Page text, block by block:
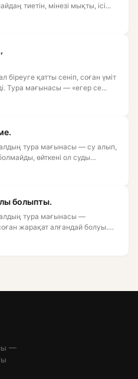
тиетін, мінезі мықты, ісі...
біреуге қатты сеніп, соған үміт
Тура мағынасы — «егер се...
тура мағынасы — су алып,
өйткені ол суды
болыпты.
тура мағынасы —
жарақат алғандай болуы.
—